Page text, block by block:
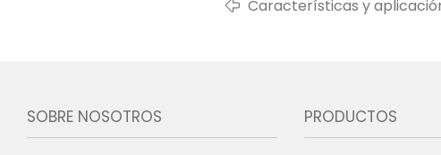
Características y
SOBRE NOSOTROS PRODUCTOS